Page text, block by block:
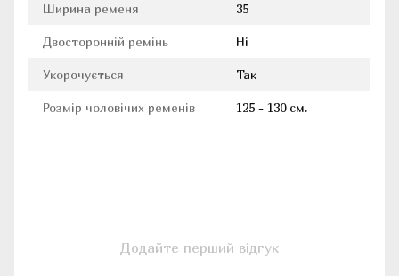
Ширина ременя 35
Двосторонній ремінь Ні
Укорочується Так
Розмір чоловічих ременів 125 - 130 см.
Додайте перший відгук